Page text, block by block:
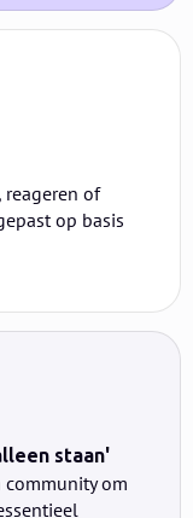
reageren of
op basis
staan'
community om